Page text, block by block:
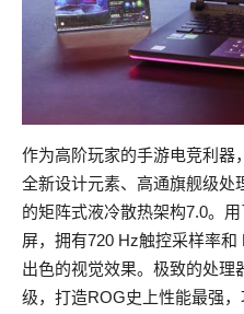
作为高阶玩家的手游电竞利器
全新设计元素、高通旗舰级处
的矩阵式液冷散热架构7.0。
屏，拥有720 Hz触控采样率
出色的视觉效果。极致的处理
级，打造ROG史上性能最强